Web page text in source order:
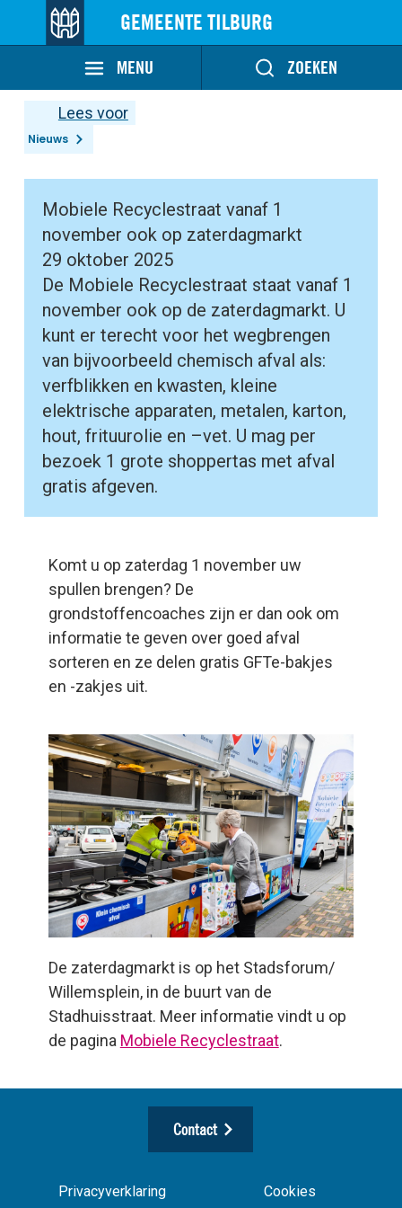
GEMEENTE TILBURG
MENU ZOEKEN
Nieuws
Lees voor
Mobiele Recyclestraat vanaf 1
november ook op zaterdagmarkt
29 oktober 2025
De Mobiele Recyclestraat staat vanaf 1
november ook op de zaterdagmarkt. U
kunt er terecht voor het wegbrengen
van bijvoorbeeld chemisch afval als:
verfblikken en kwasten, kleine
elektrische apparaten, metalen, karton,
hout, frituurolie en –vet. U mag per
bezoek 1 grote shoppertas met afval
gratis afgeven.
Komt u op zaterdag 1 november uw
spullen brengen? De
grondstoffencoaches zijn er dan ook om
informatie te geven over goed afval
sorteren en ze delen gratis GFTe-bakjes
en -zakjes uit.
De zaterdagmarkt is op het Stadsforum/
Willemsplein, in de buurt van de
Stadhuisstraat. Meer informatie vindt u op
de pagina Mobiele Recyclestraat.
Contact
Privacyverklaring Cookies